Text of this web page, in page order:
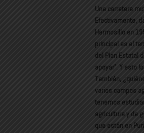
Una carretera
Efectivamente,
Hermosillo en
principal es el
del Plan Estatal
apoyar”. Y esto
También,
varios campos
tenemos
agricultura y de
que están en